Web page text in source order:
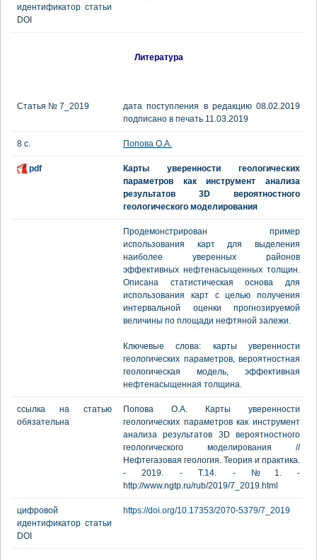
идентификатор статьи
DOI
Литература
Статья № 7_2019
дата поступления в редакцию 08.02.2019
подписано в печать 11.03.2019
8 с. Попова О.А.
pdf
Карты уверенности геологических
параметров как инструмент анализа
результатов 3D вероятностного
геологического моделирования
Продемонстрирован пример
использования карт для выделения
наиболее уверенных районов
эффективных нефтенасыщенных толщин.
Описана статистическая основа для
использования карт с целью получения
интервальной оценки прогнозируемой
величины по площади нефтяной залежи.
Ключевые слова: карты уверенности
геологических параметров, вероятностная
геологическая модель, эффективная
нефтенасыщенная толщина.
ссылка на статью
обязательна
Попова О.А. Карты уверенности
геологических параметров как инструмент
анализа результатов 3D вероятностного
геологического моделирования //
Нефтегазовая геология. Теория и практика.
- 2019. - Т.14. - №1. -
http://www.ngtp.ru/rub/2019/7_2019.html
цифровой
идентификатор статьи
DOI
https://doi.org/10.17353/2070-5379/7_2019